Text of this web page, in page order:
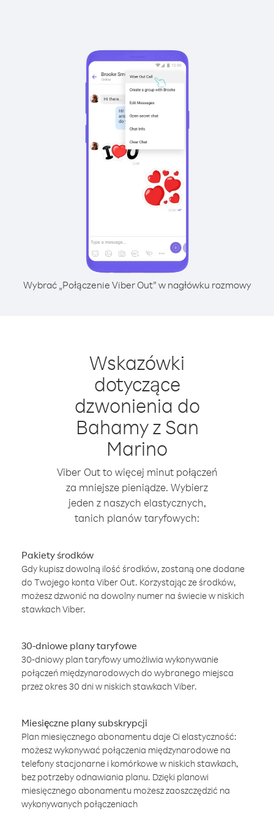
Wybrać „Połączenie Viber Out” w nagłówku rozmowy
Wskazówki
dotyczące
dzwonienia do
Bahamy z San
Marino
Viber Out to więcej minut połączeń
za mniejsze pieniądze. Wybierz
jeden z naszych elastycznych,
tanich planów taryfowych:
Pakiety środków
Gdy kupisz dowolną ilość środków, zostaną one dodane
do Twojego konta Viber Out. Korzystając ze środków,
możesz dzwonić na dowolny numer na świecie w niskich
stawkach Viber.
30-dniowe plany taryfowe
30-dniowy plan taryfowy umożliwia wykonywanie
połączeń międzynarodowych do wybranego miejsca
przez okres 30 dni w niskich stawkach Viber.
Miesięczne plany subskrypcji
Plan miesięcznego abonamentu daje Ci elastyczność:
możesz wykonywać połączenia międzynarodowe na
telefony stacjonarne i komórkowe w niskich stawkach,
bez potrzeby odnawiania planu. Dzięki planowi
miesięcznego abonamentu możesz zaoszczędzić na
wykonywanych połączeniach